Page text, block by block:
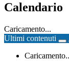
Calendario
Caricamento...
Ultimi contenuti